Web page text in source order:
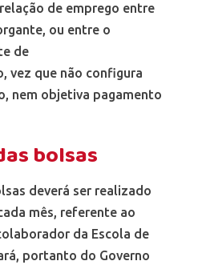
de emprego entre
ou entre o
de
vez que não configura
nem objetiva pagamento
bolsas
deverá ser realizado
mês, referente ao
da Escola de
portanto do Governo